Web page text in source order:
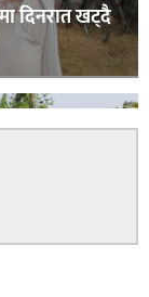
दिनरात खट्दै